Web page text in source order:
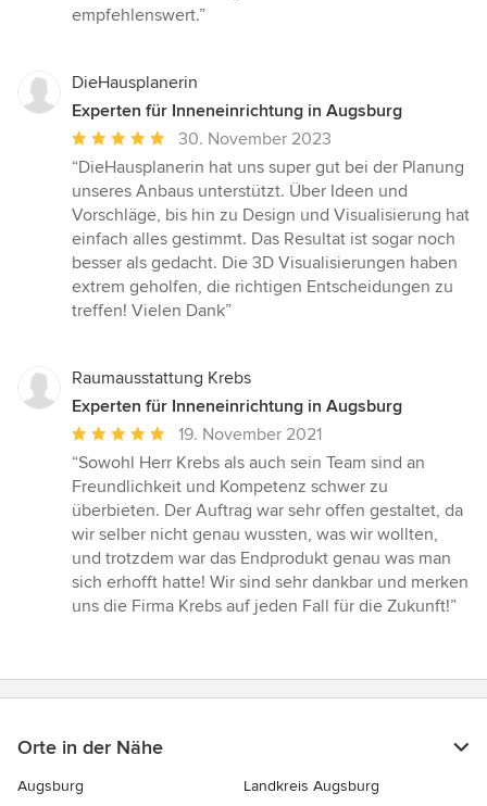
empfehlenswert.”
DieHausplanerin
Experten für Inneneinrichtung in Augsburg
Durchschnittliche
Bewertung:
5
von
5
Sternen
30. November 2023
“DieHausplanerin hat uns super gut bei der Planung
unseres Anbaus unterstützt. Über Ideen und
Vorschläge, bis hin zu Design und Visualisierung hat
einfach alles gestimmt. Das Resultat ist sogar noch
besser als gedacht. Die 3D Visualisierungen haben
extrem geholfen, die richtigen Entscheidungen zu
treffen! Vielen Dank”
Raumausstattung Krebs
Experten für Inneneinrichtung in Augsburg
Durchschnittliche
Bewertung:
5
von
5
Sternen
19. November 2021
“Sowohl Herr Krebs als auch sein Team sind an
Freundlichkeit und Kompetenz schwer zu
überbieten. Der Auftrag war sehr offen gestaltet, da
wir selber nicht genau wussten, was wir wollten,
und trotzdem war das Endprodukt genau was man
sich erhofft hatte! Wir sind sehr dankbar und merken
uns die Firma Krebs auf jeden Fall für die Zukunft!”
Orte in der Nähe
Augsburg
Landkreis Augsburg